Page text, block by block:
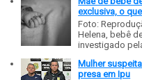
exclusiva, o
Foto:
Helena, bebê
investigado
Mulher
presa em Ipu